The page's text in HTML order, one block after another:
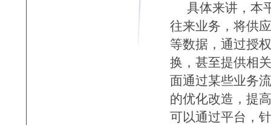
具体来讲，本
往来业务，将供
等数据，通过授
换，甚至提供相
面通过某些业务
的优化改造，提
可以通过平台，